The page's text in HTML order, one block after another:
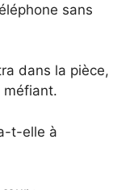
sans
dans la pièce,
méfiant.
t-elle à